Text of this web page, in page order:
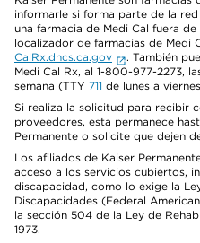
informarle si forma parte de la
una farmacia de Medi Cal fuera
localizador de farmacias de Medi
CalRx.dhcs.ca.gov
. También
Medi Cal Rx, al 1-800-977-2273,
semana (TTY 711 de lunes a
Si realiza la solicitud para recibir
proveedores, esta permanece
Permanente o solicite que dejen
Los afiliados de Kaiser
acceso a los servicios cubiertos,
discapacidad, como lo exige la
Discapacidades (Federal
la sección 504 de la Ley de
1973.